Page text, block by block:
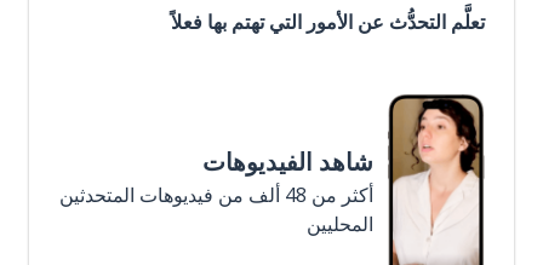
تعلَّم التحدُّث عن الأمور التي تهتم بها فعلاً
شاهد الفيديوهات
أكثر من 48 ألف من فيديوهات المتحدثين
المحليين